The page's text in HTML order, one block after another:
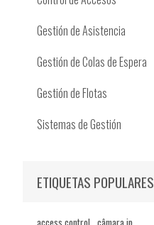
Gestión de Asistencia
Gestión de Colas de Espera
Gestión de Flotas
Sistemas de Gestión
ETIQUETAS POPULARES
access control câmara ip